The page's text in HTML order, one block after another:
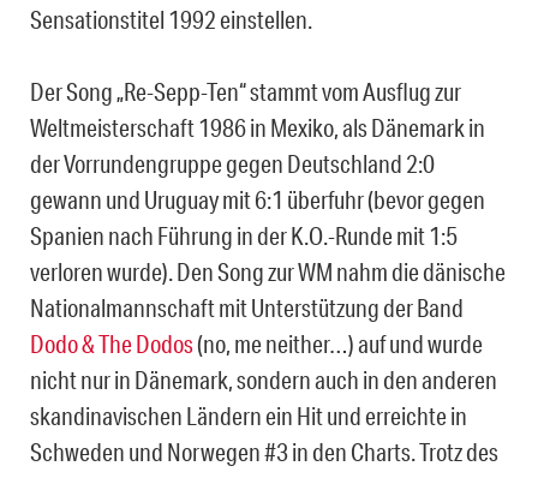
Sensationstitel 1992 einstellen.
Der Song „Re-Sepp-Ten“ stammt vom Ausflug zur
Weltmeisterschaft 1986 in Mexiko, als Dänemark in
der Vorrundengruppe gegen Deutschland 2:0
gewann und Uruguay mit 6:1 überfuhr (bevor gegen
Spanien nach Führung in der K.O.-Runde mit 1:5
verloren wurde). Den Song zur WM nahm die dänische
Nationalmannschaft mit Unterstützung der Band
Dodo & The Dodos(no, me neither…) auf und wurde
nicht nur in Dänemark, sondern auch in den anderen
skandinavischen Ländern ein Hit und erreichte in
Schweden und Norwegen #3 in den Charts. Trotz des